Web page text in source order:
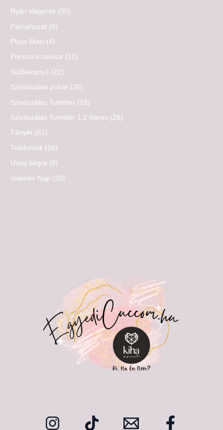
Nyári slágerek (30)
Párnahuzat (8)
Plüss Maci (4)
Presszós csésze (10)
Sütőkesztyű (22)
Szívószálas pohár (20)
Szivószálas Tumbler (15)
Szivószálas Tumbler 1,2 literes (26)
Tányér (61)
Telefontok (16)
Üveg bögre (8)
Valentin Nap (33)